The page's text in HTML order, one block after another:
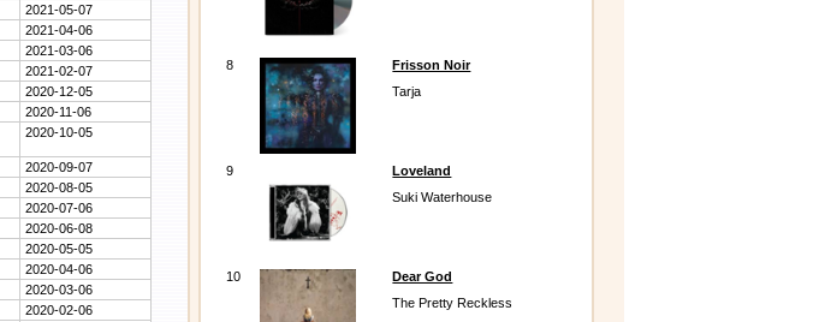
2021-05-07
2021-04-06
2021-03-06
2021-02-07
2020-12-05
2020-11-06
2020-10-05
2020-09-07
2020-08-05
2020-07-06
2020-06-08
2020-05-05
2020-04-06
2020-03-06
2020-02-06
8
Frisson Noir
Tarja
9
Loveland
Suki Waterhouse
10
Dear God
The Pretty Reckless